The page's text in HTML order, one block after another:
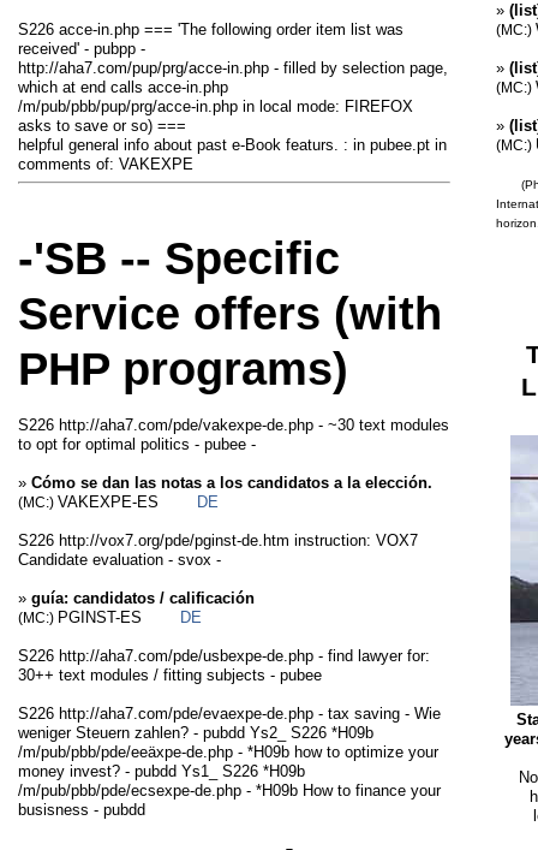
S226 acce-in.php === 'The following order item list was
received' - pubpp -
http://aha7.com/pup/prg/acce-in.php - filled by selection page,
which at end calls acce-in.php
/m/pub/pbb/pup/prg/acce-in.php in local mode: FIREFOX
asks to save or so) ===
helpful general info about past e-Book featurs. : in pubee.pt in
comments of: VAKEXPE
-'SB -- Specific
Service offers (with
PHP programs)
S226 http://aha7.com/pde/vakexpe-de.php - ~30 text modules
to opt for optimal politics - pubee -
» Cómo se dan las notas a los candidatos a la elección.
(MC:) VAKEXPE-ES DE
S226 http://vox7.org/pde/pginst-de.htm instruction: VOX7
Candidate evaluation - svox -
» guía: candidatos / calificación
(MC:) PGINST-ES DE
S226 http://aha7.com/pde/usbexpe-de.php - find lawyer for:
30++ text modules / fitting subjects - pubee
S226 http://aha7.com/pde/evaexpe-de.php - tax saving - Wie
weniger Steuern zahlen? - pubdd Ys2_ S226 *H09b
/m/pub/pbb/pde/eeäxpe-de.php - *H09b how to optimize your
money invest? - pubdd Ys1_ S226 *H09b
/m/pub/pbb/pde/ecsexpe-de.php - *H09b How to finance your
busisness - pubdd
»
(MC:)
»
(MC:)
»
(MC:)